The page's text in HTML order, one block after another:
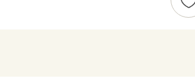
北麓の中核都市としての役割を果たしてきま